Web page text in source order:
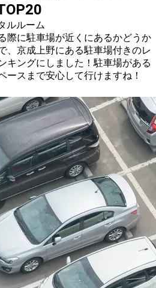
ルルーム
際に駐車場が近くにあるかどうか
、京成上野にある駐車場付きのレ
キングにしました！駐車場がある
ースまで安心して行けますね！